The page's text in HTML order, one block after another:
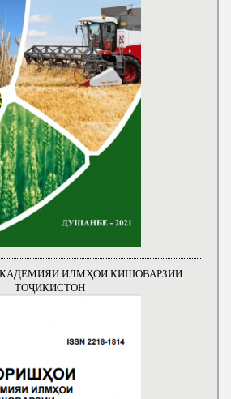
ИЛМҲОИ КИШОВАРЗИИ
ТОҶИКИСТОН